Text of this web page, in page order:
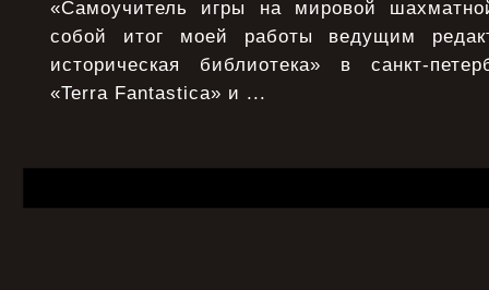
«Самоучитель игры на мировой
собой итог моей работы ведущим
историческая библиотека» в санкт-
«Terra Fantastica» и ...